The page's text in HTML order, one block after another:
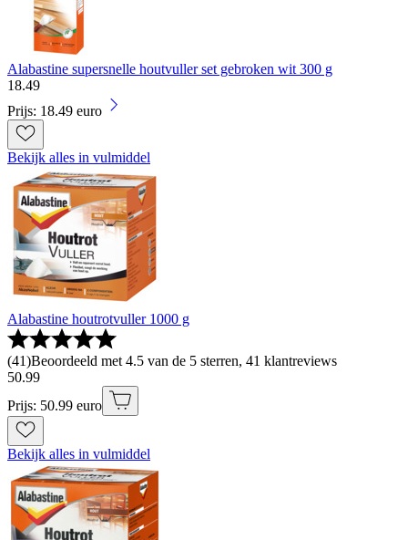
Alabastine supersnelle houtvuller set gebroken wit 300 g
18.49
Prijs: 18.49 euro
Bekijk alles in vulmiddel
Alabastine houtrotvuller 1000 g
(41)Beoordeeld met 4.5 van de 5 sterren, 41 klantreviews
50.99
Prijs: 50.99 euro
Bekijk alles in vulmiddel